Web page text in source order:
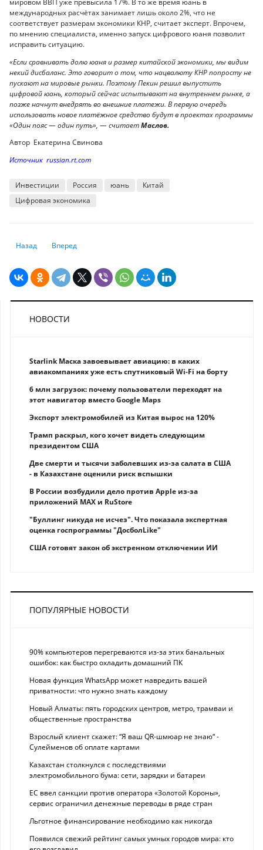
мировом ВВП уже превысила 17%. В то же время юань в
международных расчётах занимает лишь около 2%, что не
соответствует размерам экономики КНР, считает эксперт. Впрочем,
по мнению специалиста, именно запуск цифрового юаня позволит
исправить ситуацию.
«Если сравнивать долю юаня и размер китайской экономики, мы видим
некий дисбаланс. Это говорит о том, что нацвалюту КНР попросту не
пускают на мировые рынки. Поэтому Пекин решил выпустить
цифровой юань, который сейчас испытывают на внутреннем рынке, а
позже начнут внедрять во внешние платежи. В первую очередь
использовать новое платёжное средство будут в проектах программы
«Один пояс — один путь», — считаетМаслов.
Автор Екатерина Свинова
Источник russian.rt.com
Инвестиции Россия юань
Китай
Цифровая экономика
Предыдущий: Президент обозначил три принципа приватизации
Назад Следующий: МЭА ухудшило прогноз по спросу на нефть в
Вперед
НОВОСТИ
Starlink Маска завоевывает авиацию: в каких
авиакомпаниях уже есть спутниковый Wi-Fi на борту
6 млн загрузок: почему пользователи переходят на
этот навигатор вместо Google Maps
Экспорт электромобилей из Китая вырос на 120%
Трамп раскрыл, кого хочет видеть следующим
президентом США
Две смерти и тысячи заболевших из-за салата в США
- в Казахстане оценили риск вспышки
В России возбудили дело против Apple из-за
приложений MAX и RuStore
"Буллинг никуда не исчез". Что показала экспертная
оценка госпрограммы "ДосболLike"
США готовят закон об экстренном отключении ИИ
ПОПУЛЯРНЫЕ НОВОСТИ
90% компьютеров перегреваются из-за этих банальных
ошибок: как быстро охладить домашний ПК
Новая функция WhatsApp может навредить вашей
приватности: что нужно знать каждому
Новый Алматы: пять городских центров, метро, трамваи и
общественные пространства
Взрослый клиент скажет: “Я ваш QR-шмюар не знаю“ -
Сулейменов об оплате картами
Казахстан столкнулся с последствиями
электромобильного бума: сети, зарядки и батареи
ЕС ввел санкции против оператора «Золотой Короны»,
сервис ограничил денежные переводы в ряде стран
Льготное финансирование необходимо как никогда
Появился свежий рейтинг самых умных городов мира: кто